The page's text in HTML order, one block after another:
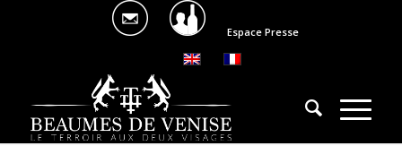
Espace Presse